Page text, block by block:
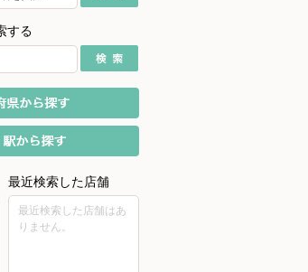
する
最近検索した店舗
最近検索した店舗はあ
りません。